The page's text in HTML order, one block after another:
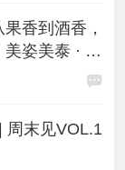
香到酒香，
姿美泰 · 芒